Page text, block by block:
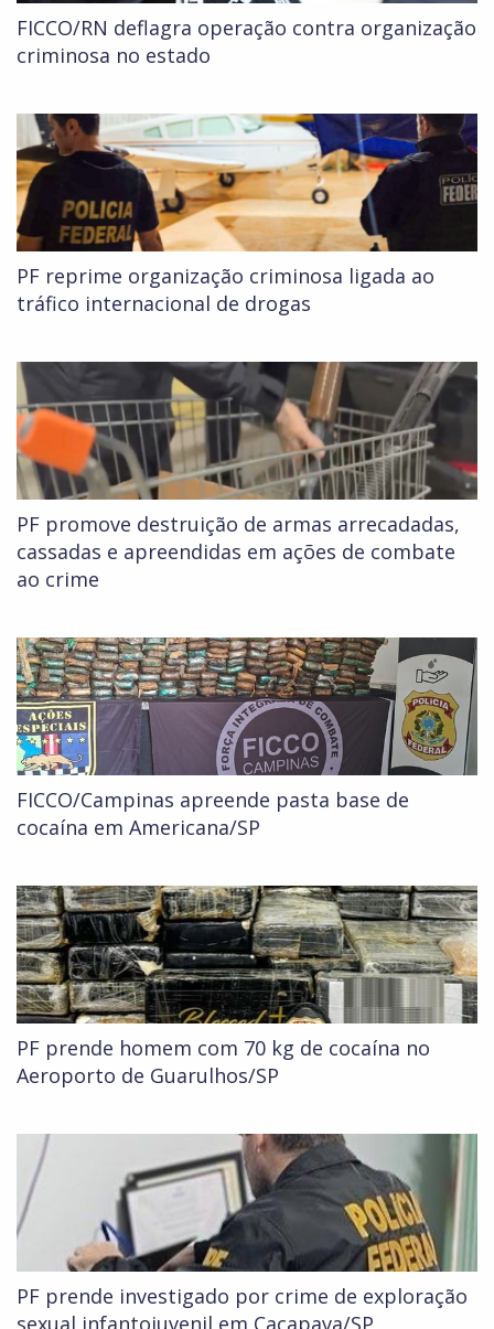
FICCO/RN deflagra operação contra organização
criminosa no estado
PF reprime organização criminosa ligada ao
tráfico internacional de drogas
PF promove destruição de armas arrecadadas,
cassadas e apreendidas em ações de combate
ao crime
FICCO/Campinas apreende pasta base de
cocaína em Americana/SP
PF prende homem com 70 kg de cocaína no
Aeroporto de Guarulhos/SP
PF prende investigado por crime de exploração
sexual infantojuvenil em Caçapava/SP